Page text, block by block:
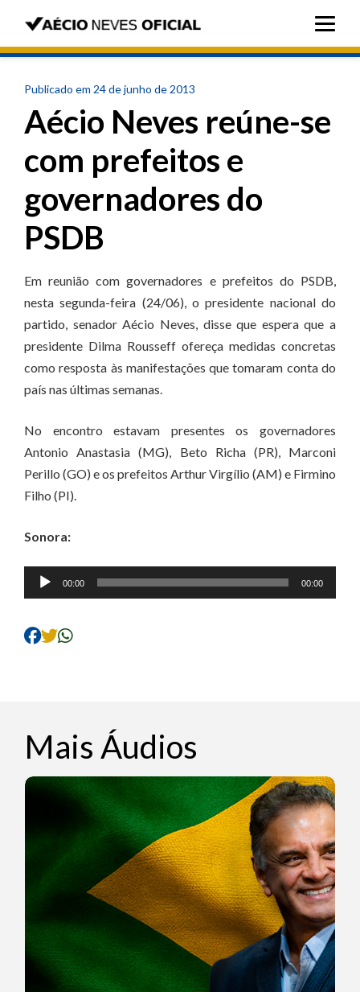
Publicado em 24 de junho de 2013
Aécio Neves reúne-se
com prefeitos e
governadores do
PSDB
Em reunião com governadores e prefeitos do PSDB,
nesta segunda-feira (24/06), o presidente nacional do
partido, senador Aécio Neves, disse que espera que a
presidente Dilma Rousseff ofereça medidas concretas
como resposta às manifestações que tomaram conta do
país nas últimas semanas.
No encontro estavam presentes os governadores
Antonio Anastasia (MG), Beto Richa (PR), Marconi
Perillo (GO) e os prefeitos Arthur Virgílio (AM) e Firmino
Filho (PI).
Sonora:
Tocador
de
00:00 00:00
Mais Áudios